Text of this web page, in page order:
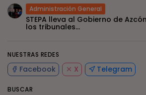
NUESTRAS REDES
Facebook X Telegram
BUSCAR
Administración General
STEPA lleva al Gobierno de
los tribunales...